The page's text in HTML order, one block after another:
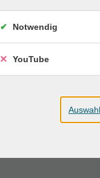
Stimme &
&
&
Notwendig
YouTube